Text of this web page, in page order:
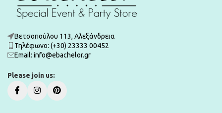
Βετσοπούλου 113, Αλεξάνδρεια
Τηλέφωνο: (+30) 23333 00452
Εmail: info@ebachelor.gr
Please join us: